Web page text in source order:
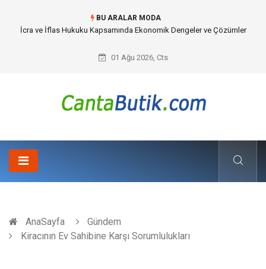
BU ARALAR MODA
Cybersecurity Solutions (Siber Güvenlik Çözümleri) ve Dijital Altyapıda
01 Ağu 2026, Cts
AnaSayfa
Gündem
Kiracının Ev Sahibine Karşı Sorumlulukları